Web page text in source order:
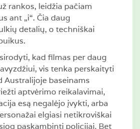
rankos, leidžia pačiam
ant „i“. Čia daug
detalių, o techniškai
kad filmas per daug
vis tenka perskaityti
Australijoje baseinams
aptvėrimo reikalavimai,
esą negalėjo įvykti, arba
elgiasi netikroviškai
paskambinti policijai. Bet